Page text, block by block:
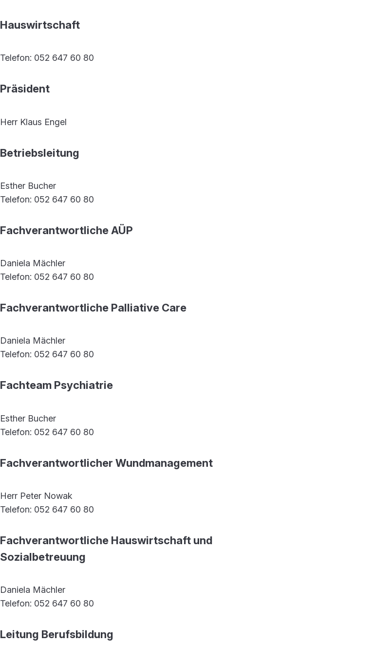
Hauswirtschaft
Telefon: 052 647 60 80
Präsident
Herr Klaus Engel
Betriebsleitung
Esther Bucher
Telefon: 052 647 60 80
Fachverantwortliche AÜP
Daniela Mächler
Telefon: 052 647 60 80
Fachverantwortliche Palliative Care
Daniela Mächler
Telefon: 052 647 60 80
Fachteam Psychiatrie
Esther Bucher
Telefon: 052 647 60 80
Fachverantwortlicher Wundmanagement
Herr Peter Nowak
Telefon: 052 647 60 80
Fachverantwortliche Hauswirtschaft und
Sozialbetreuung
Daniela Mächler
Telefon: 052 647 60 80
Leitung Berufsbildung